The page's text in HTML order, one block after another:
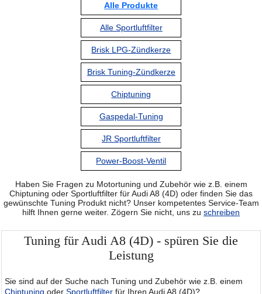
Alle Produkte
Alle Sportluftfilter
Brisk LPG-Zündkerze
Brisk Tuning-Zündkerze
Chiptuning
Gaspedal-Tuning
JR Sportluftfilter
Power-Boost-Ventil
Haben Sie Fragen zu Motortuning und Zubehör wie z.B. einem
Chiptuning oder Sportluftfilter für Audi A8 (4D) oder finden Sie das
gewünschte Tuning Produkt nicht? Unser kompetentes Service-Team
hilft Ihnen gerne weiter. Zögern Sie nicht, uns zu schreiben
Tuning für Audi A8 (4D) - spüren Sie die
Leistung
Sie sind auf der Suche nach Tuning und Zubehör wie z.B. einem
Chiptuning oder Sportluftfilter für Ihren Audi A8 (4D)?